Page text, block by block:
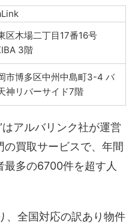
区木場二丁目17番16号
3階
市博多区中州中島町3-4 バ
神リバーサイド7階
アルバリンク社が運営
買取サービスで、年間
多の6700件を超す人
、全国対応の訳あり物件